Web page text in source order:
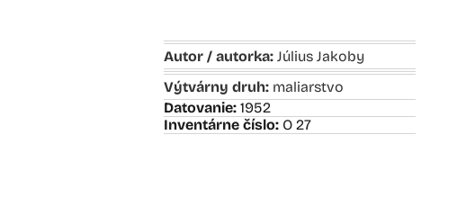
Autor / autorka: Július Jakoby
Výtvárny druh: maliarstvo
Datovanie: 1952
Inventárne číslo: O 27